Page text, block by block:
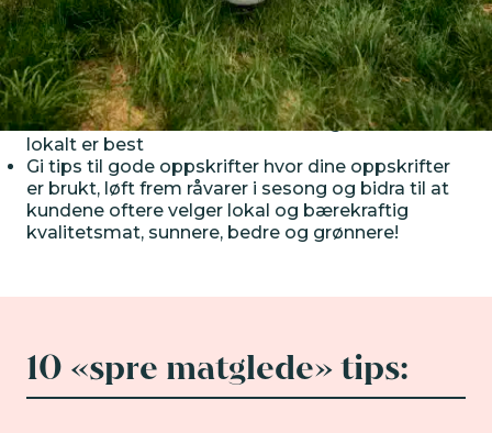
Her vil du få inspirasjon og kunnskap til å spre
matglede gjennom effektiv kommunikasjon og
formidling
Fortell din historie på din ekte og unike måte,
trekk frem dine bærekraftstiltak og hvorfor
lokalt er best
Gi tips til gode oppskrifter hvor dine oppskrifter
er brukt, løft frem råvarer i sesong og bidra til at
kundene oftere velger lokal og bærekraftig
kvalitetsmat, sunnere, bedre og grønnere!
10 «spre matglede» tips: